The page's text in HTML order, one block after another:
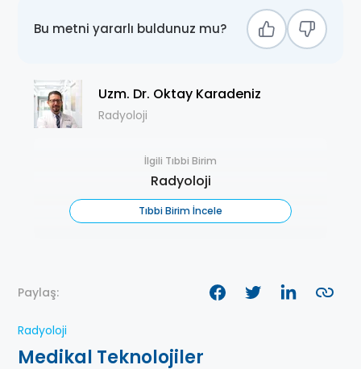
Bu metni yararlı buldunuz mu?
Uzm. Dr. Oktay Karadeniz
Radyoloji
İlgili Tıbbi Birim
Radyoloji
Tıbbi Birim İncele
Paylaş:
Radyoloji
Medikal Teknolojiler